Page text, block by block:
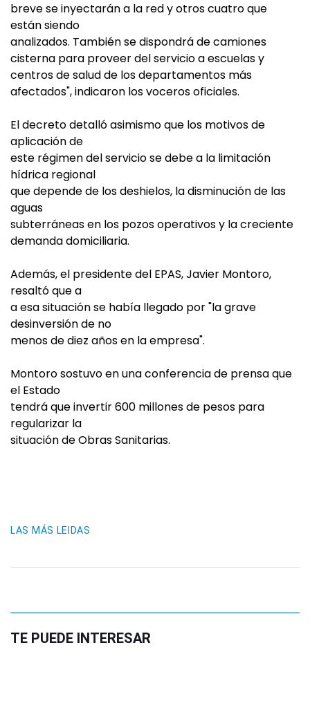
breve se inyectarán a la red y otros cuatro que
están siendo
analizados. También se dispondrá de camiones
cisterna para proveer del servicio a escuelas y
centros de salud de los departamentos más
afectados", indicaron los voceros oficiales.
El decreto detalló asimismo que los motivos de
aplicación de
este régimen del servicio se debe a la limitación
hídrica regional
que depende de los deshielos, la disminución de las
aguas
subterráneas en los pozos operativos y la creciente
demanda domiciliaria.
Además, el presidente del EPAS, Javier Montoro,
resaltó que a
a esa situación se había llegado por "la grave
desinversión de no
menos de diez años en la empresa".
Montoro sostuvo en una conferencia de prensa que
el Estado
tendrá que invertir 600 millones de pesos para
regularizar la
situación de Obras Sanitarias.
LAS MÁS LEIDAS
TE PUEDE INTERESAR